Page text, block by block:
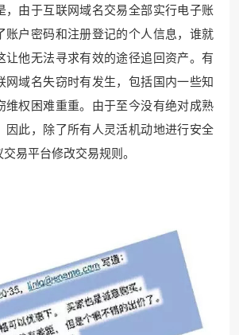
，由于互联网域名交易全部实行电子账
账户密码和注册登记的个人信息，谁就
让他无法寻求有效的途径追回资产。有
网域名失窃时有发生，包括国内一些知
维权困难重重。由于至今没有绝对成熟
因此，除了所有人灵活机动地进行安全
易平台修改交易规则。